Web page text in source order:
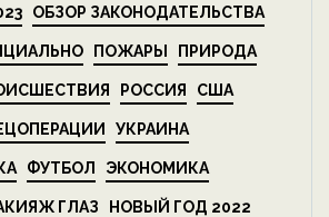
ОБЗОР ЗАКОНОДАТЕЛЬСТВА
ПОЖАРЫ ПРИРОДА
РОССИЯ США
УКРАИНА
ФУТБОЛ ЭКОНОМИКА
ГЛАЗ НОВЫЙ ГОД 2022